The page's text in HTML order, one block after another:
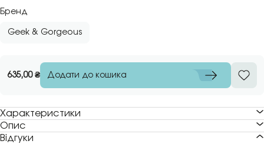
Бренд
Geek & Gorgeous
635,00₴ Додати до кошика
Характеристики
Опис
Відгуки